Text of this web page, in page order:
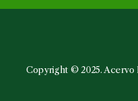
uma
Copyright © 2025. Acervo